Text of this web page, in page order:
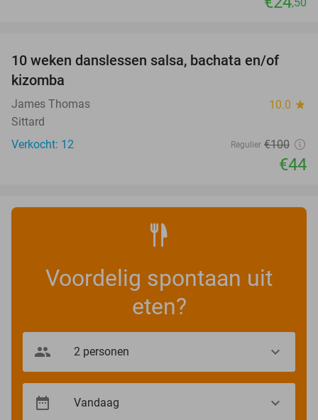
56%
10 weken danslessen salsa, bachata en/of
kizomba
James Thomas 10.0 star
Sittard
Verkocht: 12
Regulier €100
€44
Voordelig spontaan uit
eten?